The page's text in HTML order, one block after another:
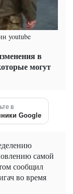
youtube
в
могут
в
Google
самой
сообщил
во время